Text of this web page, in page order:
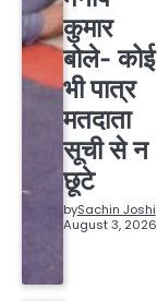
कुमार
बोले- कोई
भी पात्र
मतदाता
सूची से न
छूटे
bySachin Joshi
August 3, 2026